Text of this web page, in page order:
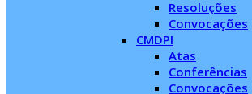
Resoluções
Convocações
CMDPI
Atas
Conferências
Convocações